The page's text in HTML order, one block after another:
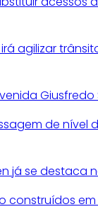
agilizar
Giusfredo
de nível
já se destaca
construídos